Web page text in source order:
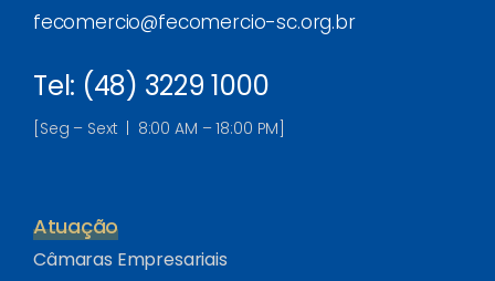
fecomercio@fecomercio-sc.org.br
Tel: (48) 3229 1000
[Seg – Sext | 8:00 AM – 18:00 PM]
Atuação
Câmaras Empresariais